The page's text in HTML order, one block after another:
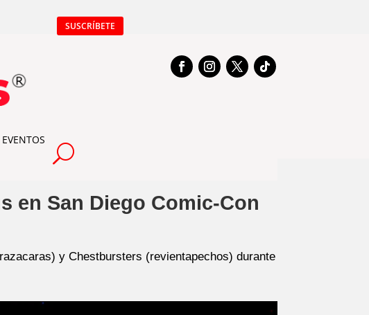
SUSCRÍBETE
EVENTOS
en San Diego Comic-Con
y Chestbursters (revientapechos) durante